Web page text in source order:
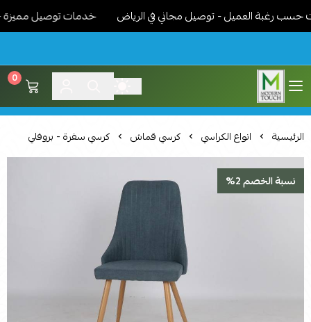
رغبة العميل - توصيل مجاني في الرياض خدمات توصيل مميزة -
اثاث مودرن لمسة عصرية
0
الرئيسية انواع الكراسي كرسي قماش كرسي سفرة - بروفلي
نسبة الخصم 2%